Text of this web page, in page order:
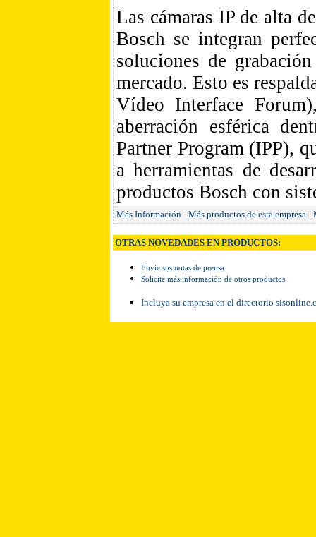
Las cámaras IP de alta
Bosch se integran
soluciones de
mercado. Esto es
Vídeo Interface
aberración esférica
Partner Program (IPP),
a herramientas de
productos Bosch con
Más Información - Más productos de esta empresa -
OTRAS NOVEDADES EN PRODUCTOS:
Envie sus notas de prensa
Solicite más información de otros productos
Incluya su empresa en el directorio